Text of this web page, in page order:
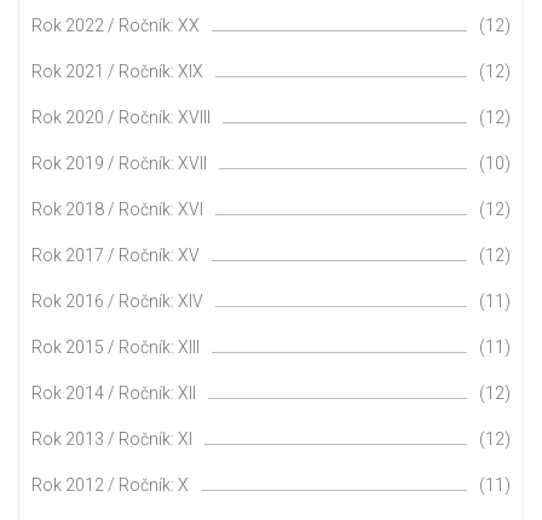
Rok 2022 / Ročník: XX (12)
Rok 2021 / Ročník: XIX (12)
Rok 2020 / Ročník: XVIII (12)
Rok 2019 / Ročník: XVII (10)
Rok 2018 / Ročník: XVI (12)
Rok 2017 / Ročník: XV (12)
Rok 2016 / Ročník: XIV (11)
Rok 2015 / Ročník: XIII (11)
Rok 2014 / Ročník: XII (12)
Rok 2013 / Ročník: XI (12)
Rok 2012 / Ročník: X (11)